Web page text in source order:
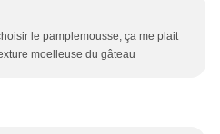
le pamplemousse, ça me plait
moelleuse du gâteau